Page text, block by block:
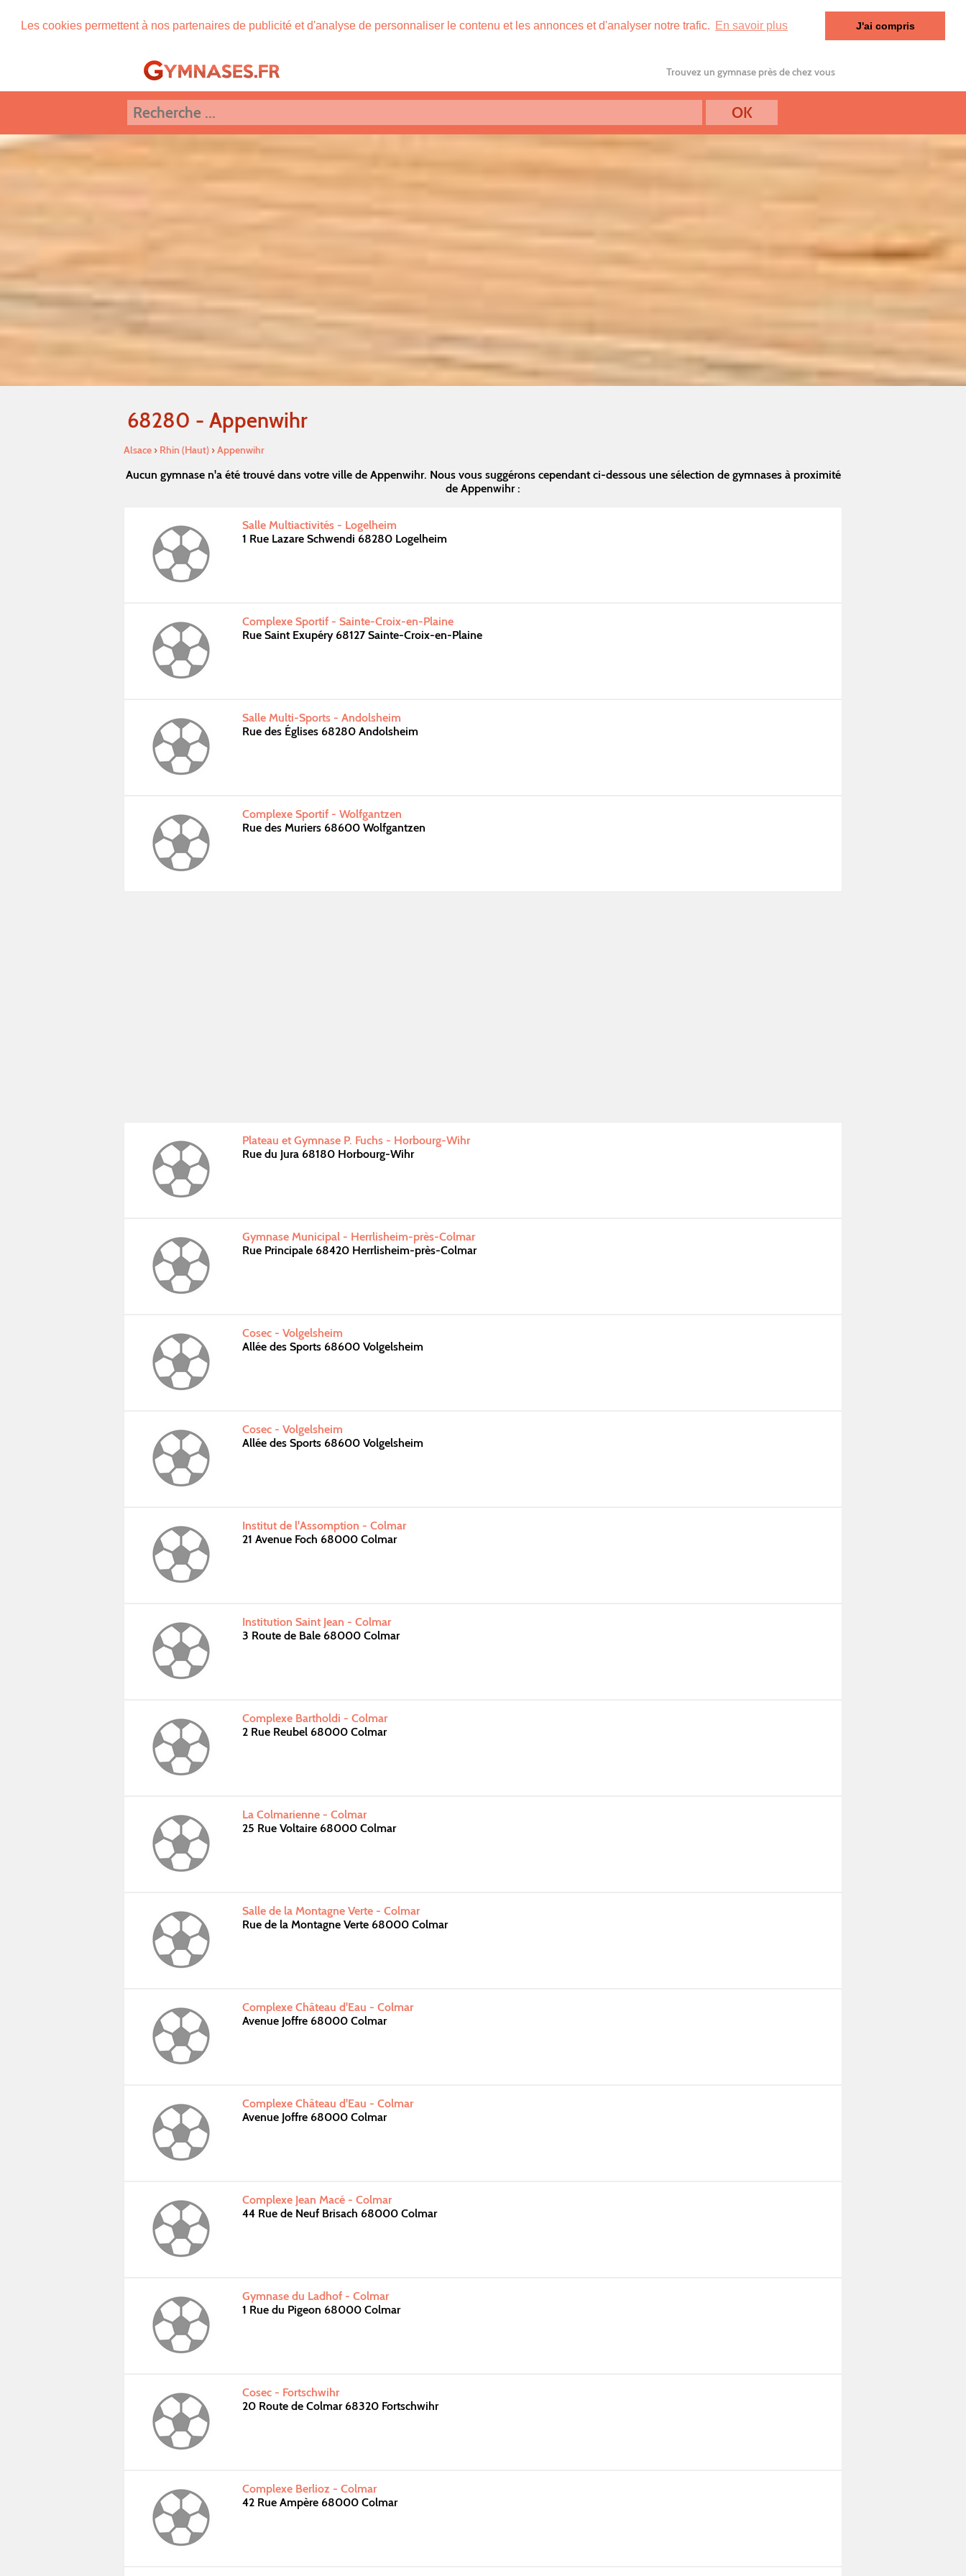
Les cookies permettent à nos partenaires de publicité et d'analyse de personnaliser le contenu et les annonces et d'analyser notre trafic. En savoir plus J'ai compris
Trouvez un gymnase près de chez vous
68280 - Appenwihr
Alsace› Rhin (Haut)›Appenwihr
Aucun gymnase n'a été trouvé dans votre ville de Appenwihr. Nous vous suggérons cependant ci-dessous une sélection de gymnases à proximité
de Appenwihr :
Salle Multiactivités - Logelheim
1 Rue Lazare Schwendi 68280 Logelheim
Complexe Sportif - Sainte-Croix-en-Plaine
Rue Saint Exupéry 68127 Sainte-Croix-en-Plaine
Salle Multi-Sports - Andolsheim
Rue des Églises 68280 Andolsheim
Complexe Sportif - Wolfgantzen
Rue des Muriers 68600 Wolfgantzen
Plateau et Gymnase P. Fuchs - Horbourg-Wihr
Rue du Jura 68180 Horbourg-Wihr
Gymnase Municipal - Herrlisheim-près-Colmar
Rue Principale 68420 Herrlisheim-près-Colmar
Cosec - Volgelsheim
Allée des Sports 68600 Volgelsheim
Cosec - Volgelsheim
Allée des Sports 68600 Volgelsheim
Institut de l'Assomption - Colmar
21 Avenue Foch 68000 Colmar
Institution Saint Jean - Colmar
3 Route de Bale 68000 Colmar
Complexe Bartholdi - Colmar
2 Rue Reubel 68000 Colmar
La Colmarienne - Colmar
25 Rue Voltaire 68000 Colmar
Salle de la Montagne Verte - Colmar
Rue de la Montagne Verte 68000 Colmar
Complexe Château d'Eau - Colmar
Avenue Joffre 68000 Colmar
Complexe Château d'Eau - Colmar
Avenue Joffre 68000 Colmar
Complexe Jean Macé - Colmar
44 Rue de Neuf Brisach 68000 Colmar
Gymnase du Ladhof - Colmar
1 Rue du Pigeon 68000 Colmar
Cosec - Fortschwihr
20 Route de Colmar 68320 Fortschwihr
Complexe Berlioz - Colmar
42 Rue Ampère 68000 Colmar